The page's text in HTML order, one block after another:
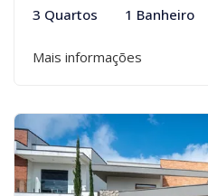
3 Quartos 1 Banheiro
Mais informações